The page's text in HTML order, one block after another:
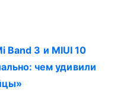
Band 3 и MIUI 10
чем удивили